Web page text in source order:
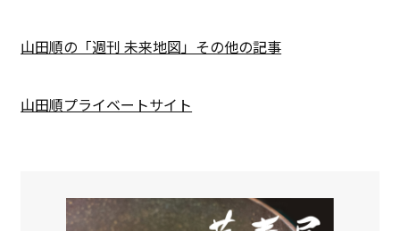
山田順の「週刊 未来地図」その他の記事
山田順プライベートサイト